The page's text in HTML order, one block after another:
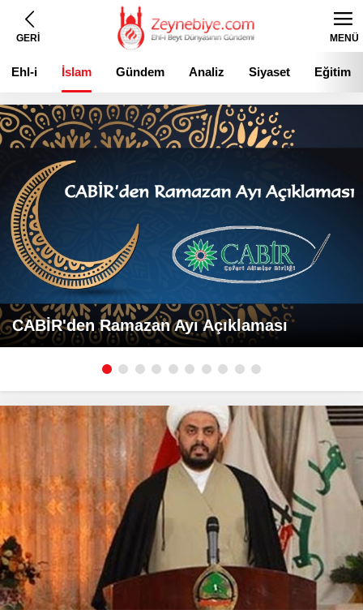
GERİ MENÜ
Ehl-i
Beyt
İslam Gündem Analiz Siyaset Eğitim
CABİR'den Ramazan Ayı Açıklaması